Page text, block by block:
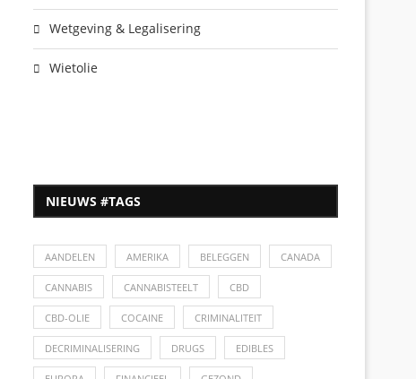
Wetgeving & Legalisering
Wietolie
NIEUWS #TAGS
AANDELEN AMERIKA BELEGGEN CANADA
CANNABIS CANNABISTEELT CBD
CBD-OLIE COCAINE CRIMINALITEIT
DECRIMINALISERING DRUGS EDIBLES